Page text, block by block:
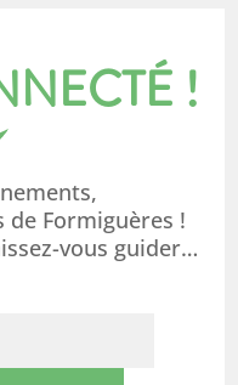
!
Formiguères !
vous guider…